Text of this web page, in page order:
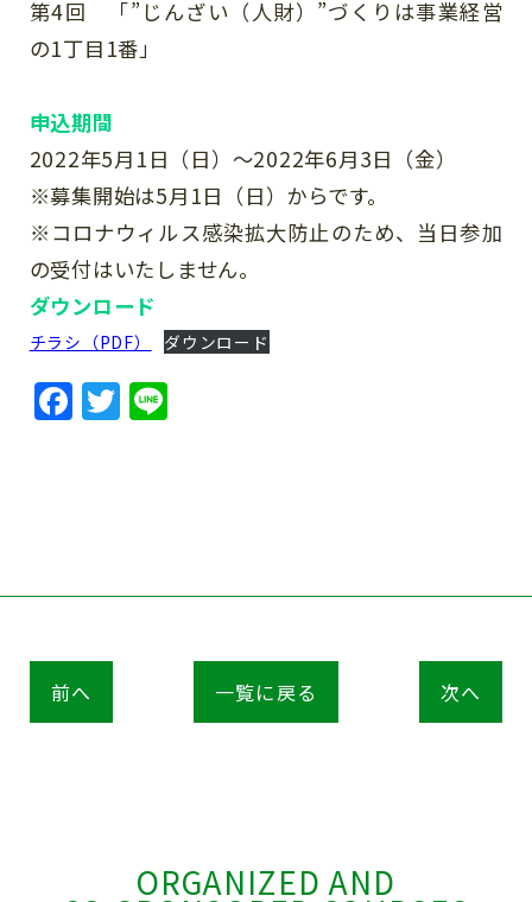
第4回 「”じんざい（人財）”づくりは事業経営
の1丁目1番」
申込期間
2022年5月1日（日）～2022年6月3日（金）
※募集開始は5月1日（日）からです。
※コロナウィルス感染拡大防止のため、当日参加
の受付はいたしません。
ダウンロード
チラシ（PDF） ダウンロード
Facebook
Twitter
Line
前へ 一覧に戻る 次へ
ORGANIZED AND